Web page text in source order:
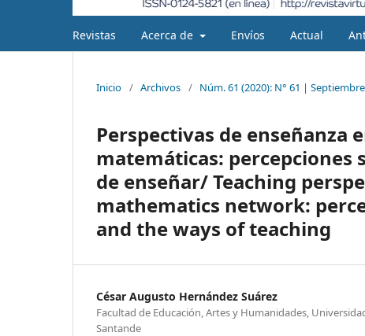
Revistas Acerca de Envíos Actual
Inicio / Archivos / Núm. 61 (2020): N° 61 |
Perspectivas de enseñanza
matemáticas: percepciones
de enseñar/ Teaching
mathematics network:
and the ways of teaching
César Augusto Hernández Suárez
Facultad de Educación, Artes y Humanidades,
Santande